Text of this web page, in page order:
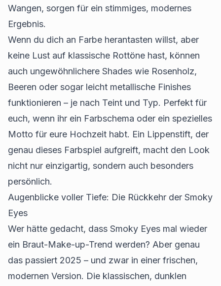
Wangen, sorgen für ein stimmiges, modernes
Ergebnis.
Wenn du dich an Farbe herantasten willst, aber
keine Lust auf klassische Rottöne hast, können
auch ungewöhnlichere Shades wie Rosenholz,
Beeren oder sogar leicht metallische Finishes
funktionieren – je nach Teint und Typ. Perfekt für
euch, wenn ihr ein Farbschema oder ein spezielles
Motto für eure Hochzeit habt. Ein Lippenstift, der
genau dieses Farbspiel aufgreift, macht den Look
nicht nur einzigartig, sondern auch besonders
persönlich.
Augenblicke voller Tiefe: Die Rückkehr der Smoky
Eyes
Wer hätte gedacht, dass Smoky Eyes mal wieder
ein Braut-Make-up-Trend werden? Aber genau
das passiert 2025 – und zwar in einer frischen,
modernen Version. Die klassischen, dunklen